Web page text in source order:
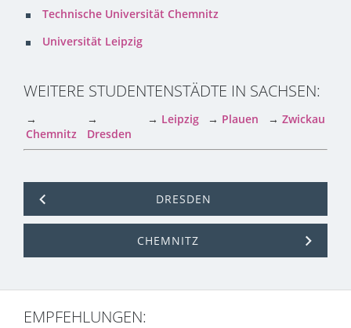
Technische Universität Chemnitz
Universität Leipzig
WEITERE STUDENTENSTÄDTE IN SACHSEN:
→
Chemnitz
→
Dresden
→ Leipzig → Plauen → Zwickau
DRESDEN
CHEMNITZ
EMPFEHLUNGEN: